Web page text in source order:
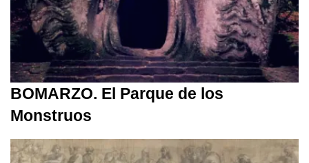
BOMARZO. El Parque de los
Monstruos